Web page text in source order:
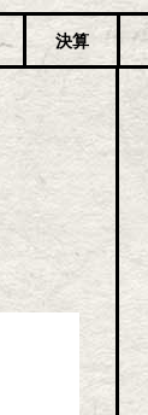
決算